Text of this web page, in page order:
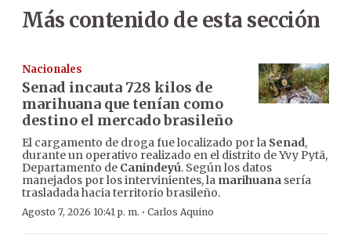
Más contenido de esta sección
Nacionales
Senad incauta 728 kilos de
marihuana que tenían como
destino el mercado brasileño
El cargamento de droga fue localizado por la Senad,
durante un operativo realizado en el distrito de Yvy Pytã,
Departamento de Canindeyú. Según los datos
manejados por los intervinientes, la marihuana sería
trasladada hacia territorio brasileño.
Agosto 7, 2026 10:41 p. m. · Carlos Aquino